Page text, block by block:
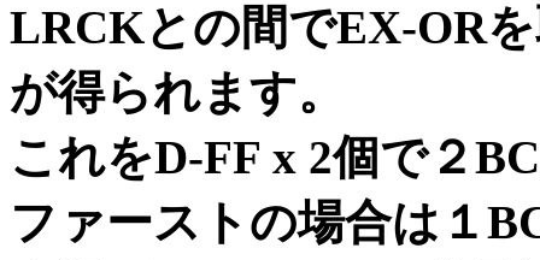
LRCKとの間でEX-OR
が得られます。
これをD-FF x 2個で２
ファーストの場合は１